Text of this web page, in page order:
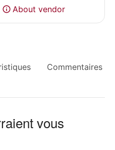
About vendor
Commentaires
vous